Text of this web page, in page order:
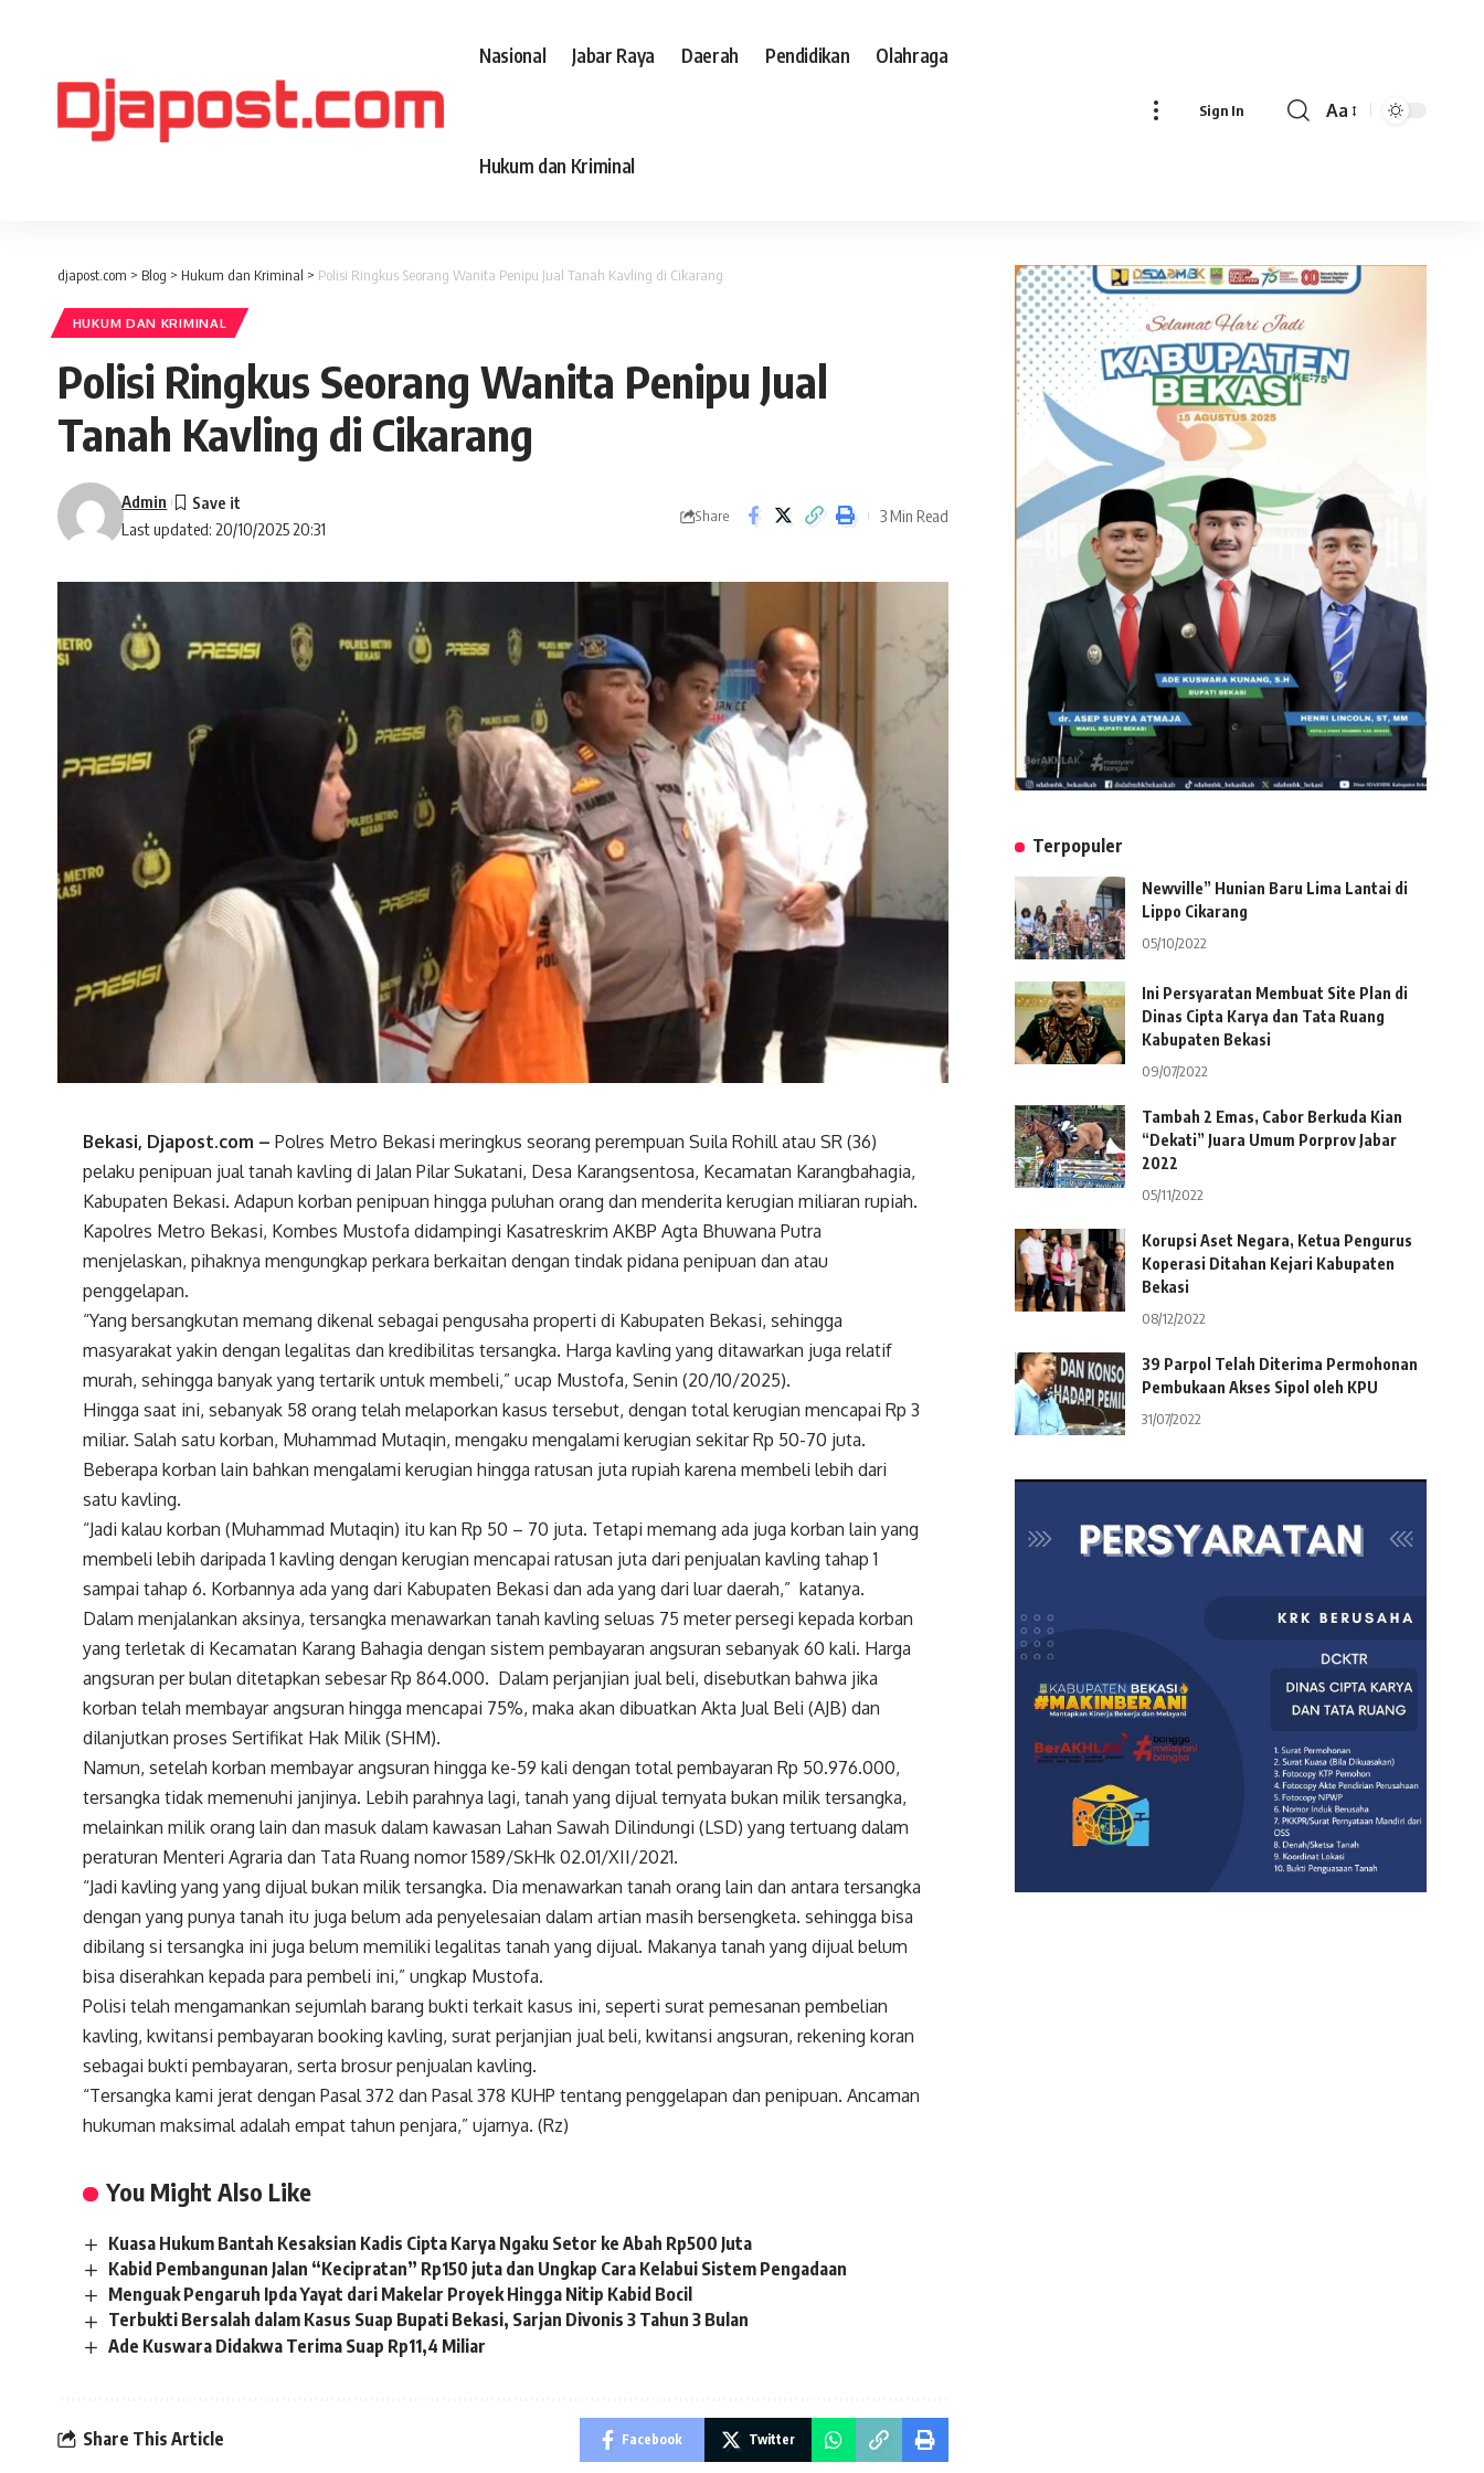
Nasional Jabar Raya Daerah Pendidikan Olahraga
Hukum dan Kriminal
Sign In
Font
Aa
djapost.com > Blog > Hukum dan Kriminal > Polisi Ringkus Seorang Wanita Penipu Jual Tanah Kavling di Cikarang
HUKUM DAN KRIMINAL
Polisi Ringkus Seorang Wanita Penipu Jual
Tanah Kavling di Cikarang
Last updated: 20/10/2025 20:31
Admin
Share 3 Min Read
Bekasi, Djapost.com – Polres Metro Bekasi meringkus seorang perempuan Suila Rohill atau SR (36)
pelaku penipuan jual tanah kavling di Jalan Pilar Sukatani, Desa Karangsentosa, Kecamatan Karangbahagia,
Kabupaten Bekasi. Adapun korban penipuan hingga puluhan orang dan menderita kerugian miliaran rupiah.
Kapolres Metro Bekasi, Kombes Mustofa didampingi Kasatreskrim AKBP Agta Bhuwana Putra
menjelaskan, pihaknya mengungkap perkara berkaitan dengan tindak pidana penipuan dan atau
penggelapan.
“Yang bersangkutan memang dikenal sebagai pengusaha properti di Kabupaten Bekasi, sehingga
masyarakat yakin dengan legalitas dan kredibilitas tersangka. Harga kavling yang ditawarkan juga relatif
murah, sehingga banyak yang tertarik untuk membeli,” ucap Mustofa, Senin (20/10/2025).
Hingga saat ini, sebanyak 58 orang telah melaporkan kasus tersebut, dengan total kerugian mencapai Rp 3
miliar. Salah satu korban, Muhammad Mutaqin, mengaku mengalami kerugian sekitar Rp 50-70 juta.
Beberapa korban lain bahkan mengalami kerugian hingga ratusan juta rupiah karena membeli lebih dari
satu kavling.
“Jadi kalau korban (Muhammad Mutaqin) itu kan Rp 50 – 70 juta. Tetapi memang ada juga korban lain yang
membeli lebih daripada 1 kavling dengan kerugian mencapai ratusan juta dari penjualan kavling tahap 1
sampai tahap 6. Korbannya ada yang dari Kabupaten Bekasi dan ada yang dari luar daerah,” katanya.
Dalam menjalankan aksinya, tersangka menawarkan tanah kavling seluas 75 meter persegi kepada korban
yang terletak di Kecamatan Karang Bahagia dengan sistem pembayaran angsuran sebanyak 60 kali. Harga
angsuran per bulan ditetapkan sebesar Rp 864.000. Dalam perjanjian jual beli, disebutkan bahwa jika
korban telah membayar angsuran hingga mencapai 75%, maka akan dibuatkan Akta Jual Beli (AJB) dan
dilanjutkan proses Sertifikat Hak Milik (SHM).
Namun, setelah korban membayar angsuran hingga ke-59 kali dengan total pembayaran Rp 50.976.000,
tersangka tidak memenuhi janjinya. Lebih parahnya lagi, tanah yang dijual ternyata bukan milik tersangka,
melainkan milik orang lain dan masuk dalam kawasan Lahan Sawah Dilindungi (LSD) yang tertuang dalam
peraturan Menteri Agraria dan Tata Ruang nomor 1589/SkHk 02.01/XII/2021.
“Jadi kavling yang yang dijual bukan milik tersangka. Dia menawarkan tanah orang lain dan antara tersangka
dengan yang punya tanah itu juga belum ada penyelesaian dalam artian masih bersengketa. sehingga bisa
dibilang si tersangka ini juga belum memiliki legalitas tanah yang dijual. Makanya tanah yang dijual belum
bisa diserahkan kepada para pembeli ini,” ungkap Mustofa.
Polisi telah mengamankan sejumlah barang bukti terkait kasus ini, seperti surat pemesanan pembelian
kavling, kwitansi pembayaran booking kavling, surat perjanjian jual beli, kwitansi angsuran, rekening koran
sebagai bukti pembayaran, serta brosur penjualan kavling.
“Tersangka kami jerat dengan Pasal 372 dan Pasal 378 KUHP tentang penggelapan dan penipuan. Ancaman
hukuman maksimal adalah empat tahun penjara,” ujarnya. (Rz)
You Might Also Like
Kuasa Hukum Bantah Kesaksian Kadis Cipta Karya Ngaku Setor ke Abah Rp500 Juta
Kabid Pembangunan Jalan “Kecipratan” Rp150 juta dan Ungkap Cara Kelabui Sistem Pengadaan
Menguak Pengaruh Ipda Yayat dari Makelar Proyek Hingga Nitip Kabid Bocil
Terbukti Bersalah dalam Kasus Suap Bupati Bekasi, Sarjan Divonis 3 Tahun 3 Bulan
Ade Kuswara Didakwa Terima Suap Rp11,4 Miliar
Share This Article Facebook Twitter
Terpopuler
Newville” Hunian Baru Lima Lantai di
Lippo Cikarang
05/10/2022
Ini Persyaratan Membuat Site Plan di
Dinas Cipta Karya dan Tata Ruang
Kabupaten Bekasi
09/07/2022
Tambah 2 Emas, Cabor Berkuda Kian
“Dekati” Juara Umum Porprov Jabar
2022
05/11/2022
Korupsi Aset Negara, Ketua Pengurus
Koperasi Ditahan Kejari Kabupaten
Bekasi
08/12/2022
39 Parpol Telah Diterima Permohonan
Pembukaan Akses Sipol oleh KPU
31/07/2022